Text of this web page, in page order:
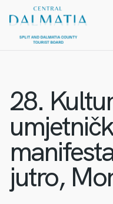
28.
jutro,